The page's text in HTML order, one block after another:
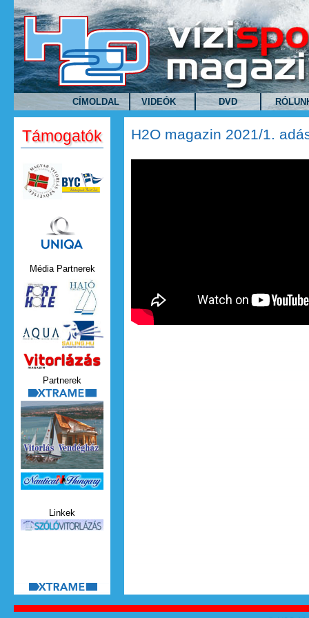
Ugrás a tartalomra
CÍMOLDAL VIDEÓK DVD
H2O magazin 2021/1.
Támogatók
Uniqa.png
Média Partnerek
Vitorlazas_magazin.jpg
Partnerek
xtrame.png
Nauticat.jpg
Linkek
szolo_vitorlazas.jpg